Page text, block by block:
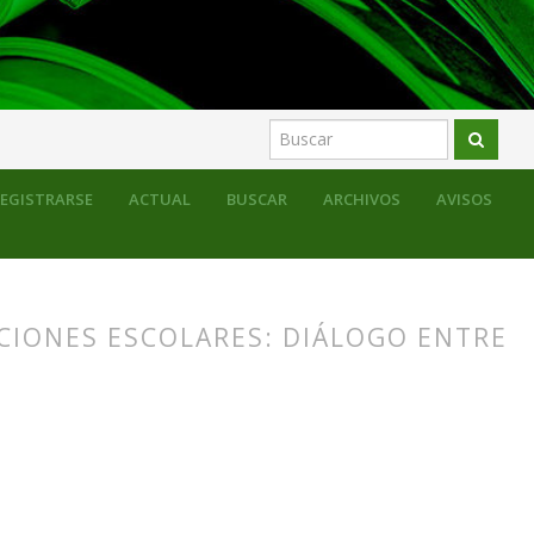
ACTUAL BUSCAR ARCHIVOS AVISOS
ESCOLARES: DIÁLOGO ENTRE